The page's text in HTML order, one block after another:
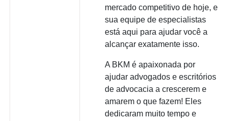
mercado competitivo de hoje, e
sua equipe de especialistas
está aqui para ajudar você a
alcançar exatamente isso.
A BKM é apaixonada por
ajudar advogados e escritórios
de advocacia a crescerem e
amarem o que fazem! Eles
dedicaram muito tempo e